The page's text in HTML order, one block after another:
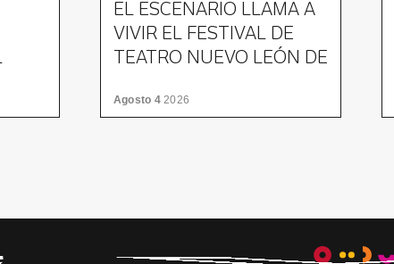
EL ESCENARIO LLAMA A
VIVIR EL FESTIVAL DE
TEATRO NUEVO LEÓN DE
Agosto 42026